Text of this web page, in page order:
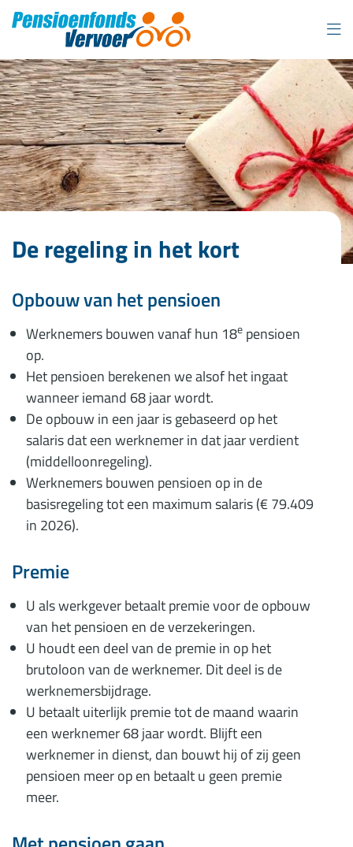
Overslaan
en
gaan
De regeling in het kort
Opbouw van het pensioen
Werknemers bouwen vanaf hun 18e pensioen
op.
Het pensioen berekenen we alsof het ingaat
wanneer iemand 68 jaar wordt.
De opbouw in een jaar is gebaseerd op het
salaris dat een werknemer in dat jaar verdient
(middelloonregeling).
Werknemers bouwen pensioen op in de
basisregeling tot een maximum salaris (€ 79.409
in 2026).
Premie
U als werkgever betaalt premie voor de opbouw
van het pensioen en de verzekeringen.
U houdt een deel van de premie in op het
brutoloon van de werknemer. Dit deel is de
werknemersbijdrage.
U betaalt uiterlijk premie tot de maand waarin
een werknemer 68 jaar wordt. Blijft een
werknemer in dienst, dan bouwt hij of zij geen
pensioen meer op en betaalt u geen premie
meer.